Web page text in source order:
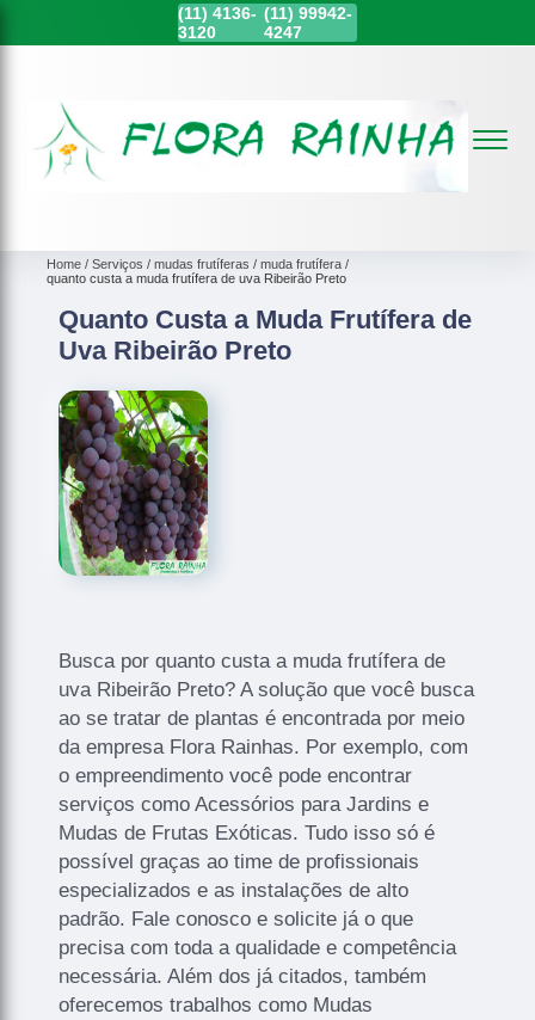
(11) 4136-
3120
(11)99942-
4247
Home Serviços mudas frutíferas
muda frutífera
quanto custa a muda frutífera de uva Ribeirão Preto
Quanto Custa a Muda Frutífera de
Uva Ribeirão Preto
Busca por quanto custa a muda frutífera de
uva Ribeirão Preto? A solução que você busca
ao se tratar de plantas é encontrada por meio
da empresa Flora Rainhas. Por exemplo, com
o empreendimento você pode encontrar
serviços como Acessórios para Jardins e
Mudas de Frutas Exóticas. Tudo isso só é
possível graças ao time de profissionais
especializados e as instalações de alto
padrão. Fale conosco e solicite já o que
precisa com toda a qualidade e competência
necessária. Além dos já citados, também
oferecemos trabalhos como Mudas